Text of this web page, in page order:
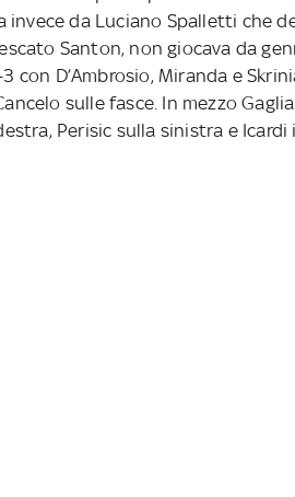
da Luciano Spalletti che
Santon, non giocava da
con D’Ambrosio, Miranda e
sulle fasce. In mezzo
Perisic sulla sinistra e Icardi